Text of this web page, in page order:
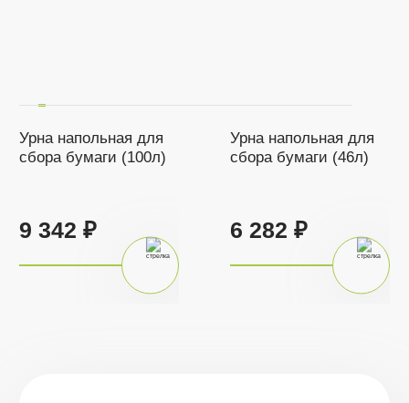
Урна напольная для
сбора бумаги (100л)
9 342 ₽
Урна напольная для
сбора бумаги (46л)
6 282 ₽